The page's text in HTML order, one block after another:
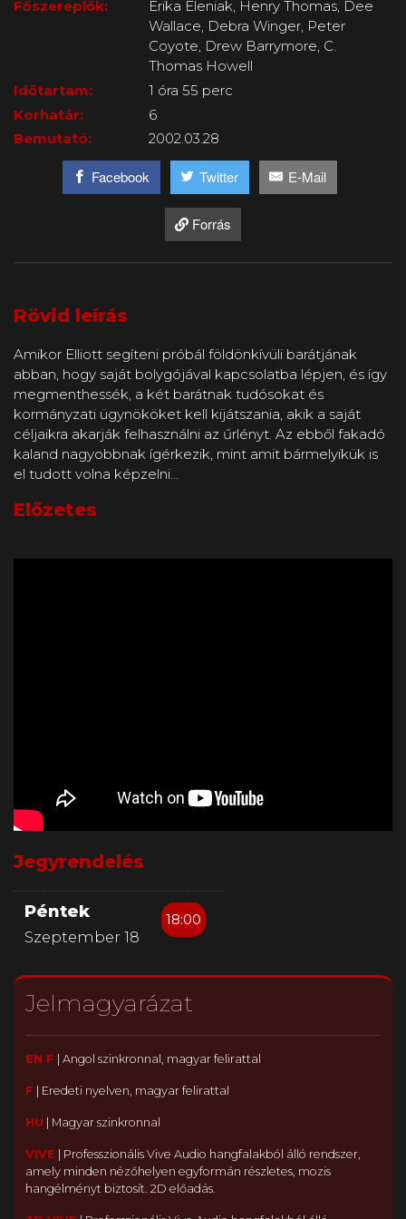
Főszereplők:
Erika Eleniak, Henry Thomas, Dee
Wallace, Debra Winger, Peter
Coyote, Drew Barrymore, C.
Thomas Howell
Időtartam:
1 óra 55 perc
Korhatár:
6
Bemutató:
2002.03.28
Facebook Twitter E-Mail
Forrás
Rövid leírás
Amikor Elliott segíteni próbál földönkívüli barátjának
abban, hogy saját bolygójával kapcsolatba lépjen, és így
megmenthessék, a két barátnak tudósokat és
kormányzati ügynököket kell kijátszania, akik a saját
céljaikra akarják felhasználni az űrlényt. Az ebből fakadó
kaland nagyobbnak ígérkezik, mint amit bármelyikük is
el tudott volna képzelni...
Előzetes
Jegyrendelés
Péntek
Szeptember 18
18:00
Jelmagyarázat
EN F Angol szinkronnal, magyar felirattal
F Eredeti nyelven, magyar felirattal
HU Magyar szinkronnal
VIVE
Professzionális Vive Audio hangfalakból álló rendszer,
amely minden nézőhelyen egyformán részletes, mozis
hangélményt biztosít. 2D előadás.